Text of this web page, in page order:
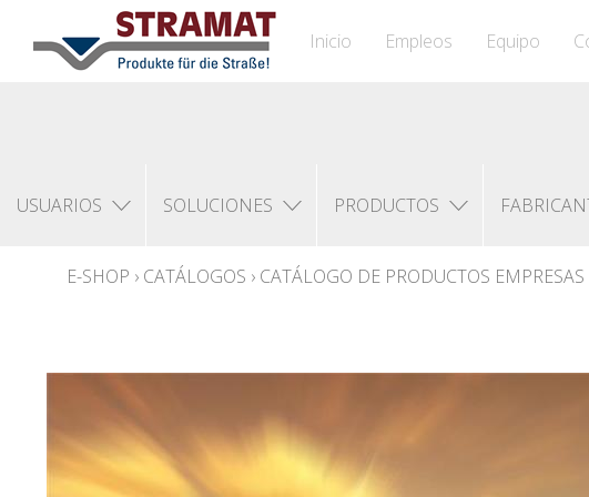
Inicio Empleos Equipo
USUARIOS SOLUCIONES PRODUCTOS
E-SHOP › CATÁLOGOS › CATÁLOGO DE PRODUCTOS